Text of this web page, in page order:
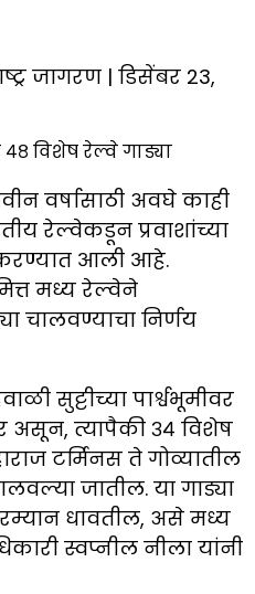
जागरण | डिसेंबर 23,
वर्षासाठी अवघे काही
रेल्वेकडून प्रवाशांच्या
आली आहे.
मध्य रेल्वेने
चालवण्याचा निर्णय
सुट्टीच्या पार्श्वभूमीवर
असून, त्यापैकी ३४ विशेष
टर्मिनस ते गोव्यातील
जातील. या गाड्या
धावतील, असे मध्य
स्वप्नील नीला यांनी